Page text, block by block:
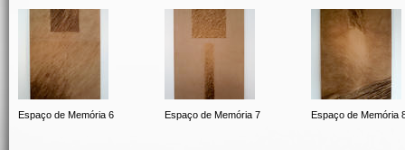
Espaço de Memória 6 Espaço de Memória 7 Espaço de Memória